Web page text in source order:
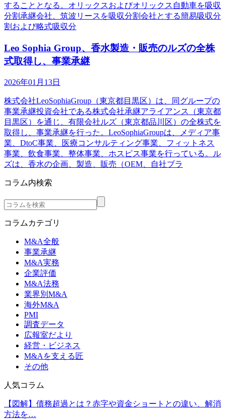
することとなる。オリックスおよびオリックス自動車を吸収
分割承継会社、筑波リースを吸収分割会社とする簡易吸収分
割および略式吸収分
Leo Sophia Group、香水製造・販売のルズの全株
式取得し、事業承継
2026年01月13日
株式会社LeoSophiaGroup（東京都目黒区）は、同グループの
事業承継投資会社である株式会社承継アライアンス（東京都
目黒区）を通じ、有限会社ルズ（東京都品川区）の全株式を
取得し、事業承継を行った。LeoSophiaGroupは、メディア事
業、DtoC事業、医療コンサルティング事業、フィットネス
事業、飲食事業、整体事業、ホスピス事業を行っている。ル
ズは、香水の企画、製造、販売（OEM、自社ブラ
コラム内検索
コラムカテゴリ
M&A全般
事業承継
M&A実務
企業評価
M&A法務
業界別M&A
海外M&A
PMI
調査データ
広報室だより
経営・ビジネス
M&Aを支える匠
その他
人気コラム
【図解】債務超過とは？赤字や資金ショートとの違い、解消
方法を…